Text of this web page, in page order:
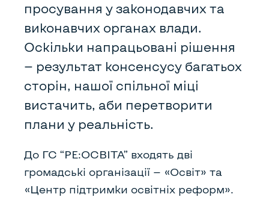
просування у законодавчих та
виконавчих органах влади.
Оскільки напрацьовані рішення
— результат консенсусу багатьох
сторін, нашої спільної міці
вистачить, аби перетворити
плани у реальність.
До ГС “РЕ:ОСВІТА” входять дві
громадські організації — «Освіт» та
«Центр підтримки освітніх реформ».